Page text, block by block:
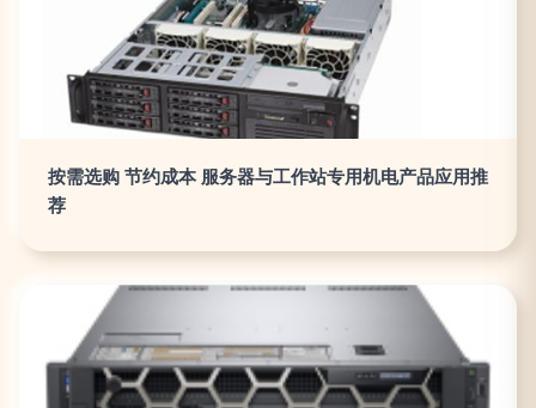
按需选购 节约成本 服务器与工作站专用机电产品应用推
荐